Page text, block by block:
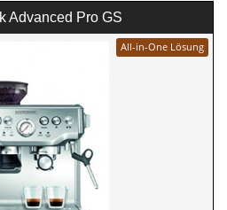
Advanced Pro GS
All-in-One Lösung